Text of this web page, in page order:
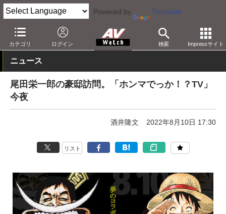
Powered by Translate
カテゴリ ログイン 検索 Impressサイト
AV Watch コンテンツ・サービス 放送 その他
ニュース
尾田栄一郎の豪邸訪問。「ホンマでっか！？TV」
今夜
酒井隆文 2022年8月10日 17:30
リスト